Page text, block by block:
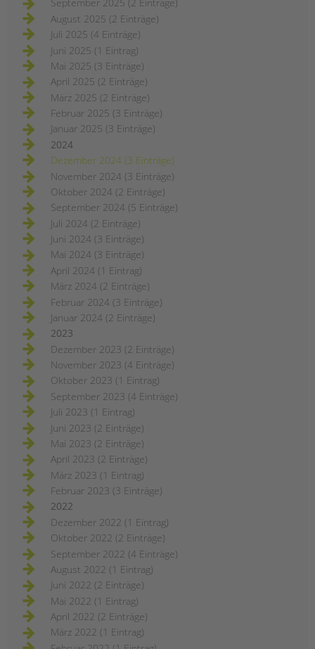
September 2025 (2 Einträge)
August 2025 (2 Einträge)
Juli 2025 (4 Einträge)
Juni 2025 (1 Eintrag)
Mai 2025 (3 Einträge)
April 2025 (2 Einträge)
März 2025 (2 Einträge)
Februar 2025 (3 Einträge)
Januar 2025 (3 Einträge)
2024
Dezember 2024 (3 Einträge)
November 2024 (3 Einträge)
Oktober 2024 (2 Einträge)
September 2024 (5 Einträge)
Juli 2024 (2 Einträge)
Juni 2024 (3 Einträge)
Mai 2024 (3 Einträge)
April 2024 (1 Eintrag)
März 2024 (2 Einträge)
Februar 2024 (3 Einträge)
Januar 2024 (2 Einträge)
2023
Dezember 2023 (2 Einträge)
November 2023 (4 Einträge)
Oktober 2023 (1 Eintrag)
September 2023 (4 Einträge)
Juli 2023 (1 Eintrag)
Juni 2023 (2 Einträge)
Mai 2023 (2 Einträge)
April 2023 (2 Einträge)
März 2023 (1 Eintrag)
Februar 2023 (3 Einträge)
2022
Dezember 2022 (1 Eintrag)
Oktober 2022 (2 Einträge)
September 2022 (4 Einträge)
August 2022 (1 Eintrag)
Juni 2022 (2 Einträge)
Mai 2022 (1 Eintrag)
April 2022 (2 Einträge)
März 2022 (1 Eintrag)